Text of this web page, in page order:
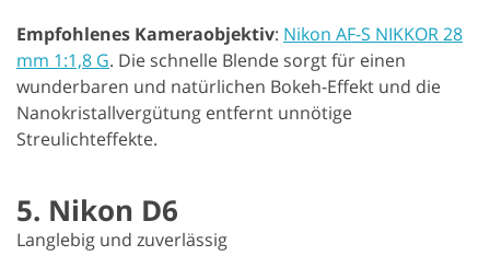
Empfohlenes Kameraobjektiv: Nikon AF-S NIKKOR 28
mm 1:1,8 G. Die schnelle Blende sorgt für einen
wunderbaren und natürlichen Bokeh-Effekt und die
Nanokristallvergütung entfernt unnötige
Streulichteffekte.
5. Nikon D6
Langlebig und zuverlässig